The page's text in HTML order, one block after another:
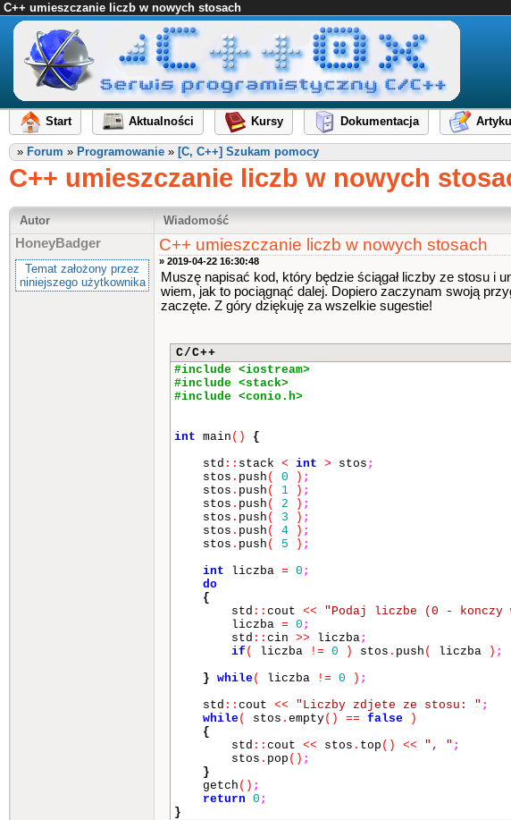
C++ umieszczanie liczb w nowych stosach
Start Aktualności Kursy Dokumentacja
» Forum » Programowanie » [C, C++] Szukam pomocy
C++ umieszczanie liczb w nowych
Autor
Wiadomość
HoneyBadger
Temat założony przez
niniejszego użytkownika
C++ umieszczanie liczb w nowych stosach
» 2019-04-22 16:30:48
Muszę napisać kod, który będzie ściągał liczby ze stosu i
wiem, jak to pociągnąć dalej. Dopiero zaczynam swoją
zaczęte. Z góry dziękuję za wszelkie sugestie!
C/C++
#include <iostream>
#include <stack>
#include <conio.h>
int main ()
{
std :: stack < int > stos ;
stos . push ( 0 ) ;
stos . push ( 1 ) ;
stos . push ( 2 ) ;
stos . push ( 3 ) ;
stos . push ( 4 ) ;
stos . push ( 5 ) ;
int liczba = 0 ;
do
{
std :: cout << "Podaj liczbe (0 - konczy
liczba = 0 ;
std :: cin >> liczba;
if ( liczba != 0 ) stos . push ( liczba ) ;
} while( liczba != 0 ) ;
std :: cout << "Liczby zdjete ze stosu: " ;
while( stos . empty() == false
)
{
std :: cout << stos . top () << ", " ;
stos . pop () ;
}
getch () ;
return 0 ;
}